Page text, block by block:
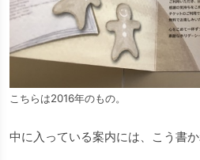
こちらは2016年のもの。
中に入っている案内には、こう書か